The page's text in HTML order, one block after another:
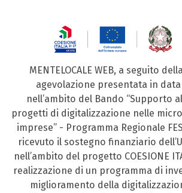
MENTELOCALE WEB, a seguito
agevolazione presentata in
nell’ambito del Bando “Supporto
progetti di digitalizzazione nelle
imprese” - Programma Regionale
ricevuto il sostegno finanziario
nell’ambito del progetto COESIONE
realizzazione di un programma di
miglioramento della